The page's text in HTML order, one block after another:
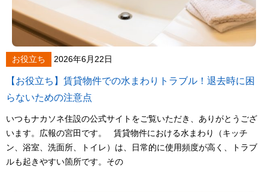
お役立ち 2026年6月22日
【お役立ち】賃貸物件での水まわりトラブル！退去時に困
らないための注意点
いつもナカソネ住設の公式サイトをご覧いただき、ありがとうござ
います。広報の宮田です。 賃貸物件における水まわり（キッチ
ン、浴室、洗面所、トイレ）は、日常的に使用頻度が高く、トラブ
ルも起きやすい箇所です。その